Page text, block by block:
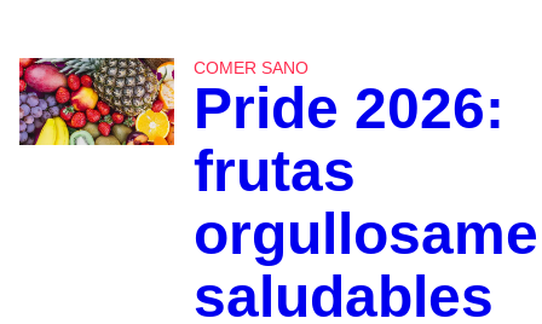
COMER SANO
Pride 2026:
frutas
saludables